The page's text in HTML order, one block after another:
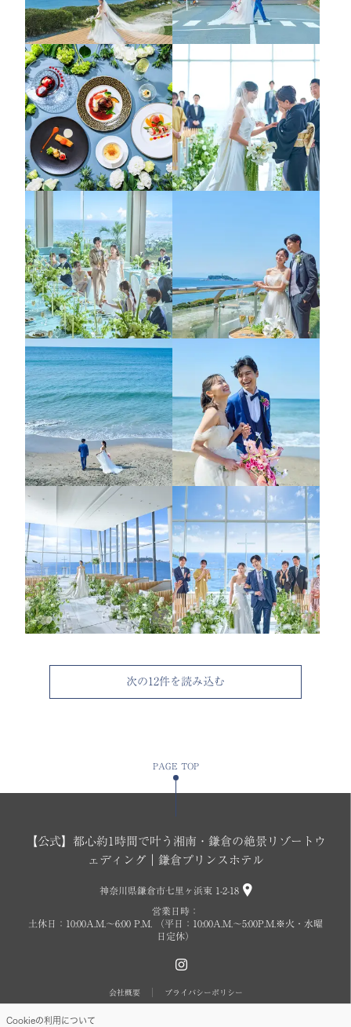
次の12件を読み込む
Cookieの利用について
PAGE TOP
【公式】都心約1時間で叶う湘南・鎌倉の絶景リゾートウ
ェディング｜鎌倉プリンスホテル
神奈川県鎌倉市七里ヶ浜東 1-2-18
営業日時：
土休日：10:00A.M.〜6:00 P.M. （平日：10:00A.M.～5:00P.M.※火・水曜
日定休）
会社概要 プライバシーポリシー
Copyright © SEIBU PRINCE HOTELS WORLDWIDE INC. All rights reserved.